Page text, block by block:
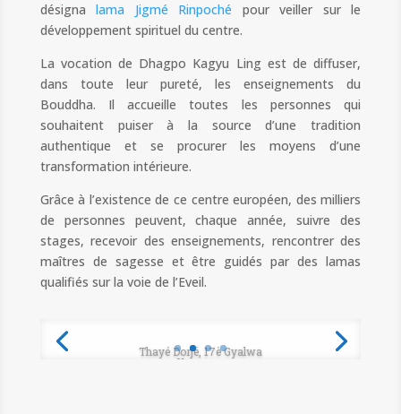
désignalama Jigmé Rinpoché pour veiller sur le
développement spirituel du centre.
La vocation de Dhagpo Kagyu Ling est de diffuser,
dans toute leur pureté, les enseignements du
Bouddha. Il accueille toutes les personnes qui
souhaitent puiser à la source d’une tradition
authentique et se procurer les moyens d’une
transformation intérieure.
Grâce à l’existence de ce centre européen, des milliers
de personnes peuvent, chaque année, suivre des
stages, recevoir des enseignements, rencontrer des
maîtres de sagesse et être guidés par des lamas
qualifiés sur la voie de l’Eveil.
Thayé Dorjé, 17è Gyalwa
Karmapa